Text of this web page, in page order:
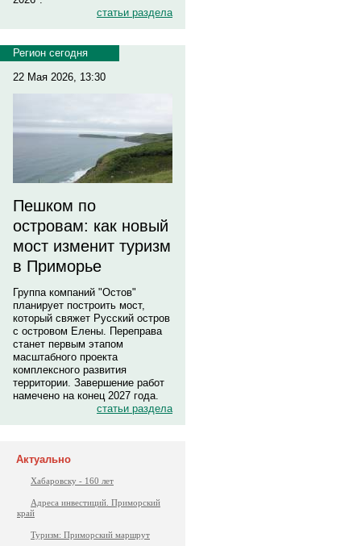
статьи раздела
Регион сегодня
22 Мая 2026, 13:30
Пешком по
островам: как новый
мост изменит туризм
в Приморье
Группа компаний "Остов"
планирует построить мост,
который свяжет Русский остров
с островом Елены. Переправа
станет первым этапом
масштабного проекта
комплексного развития
территории. Завершение работ
намечено на конец 2027 года.
статьи раздела
Актуально
Хабаровску - 160 лет
Адреса инвестиций. Приморский
край
Туризм: Приморский маршрут